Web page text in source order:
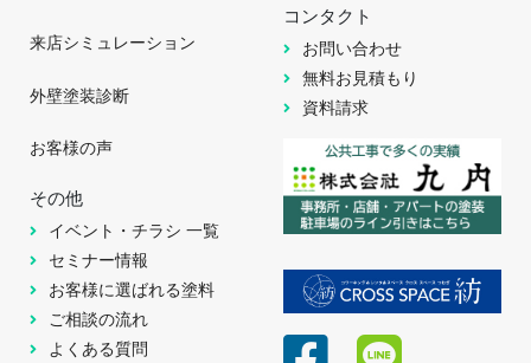
来店シミュレーション
外壁塗装診断
お客様の声
その他
イベント・チラシ 一覧
セミナー情報
お客様に選ばれる塗料
ご相談の流れ
よくある質問
コンタクト
お問い合わせ
無料お見積もり
資料請求